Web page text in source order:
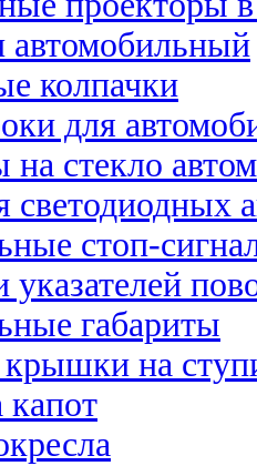
автомобильный
колпачки
для
на стекло
светодиодных
стоп-
указателей
габариты
на
капот